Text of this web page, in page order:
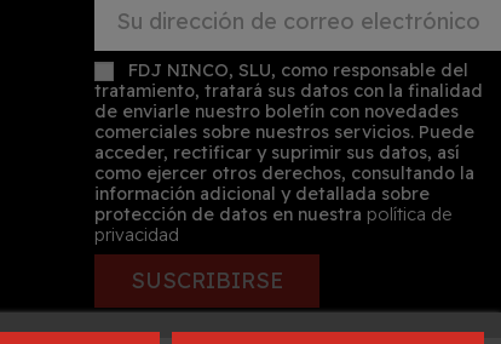
FDJ NINCO, SLU, como responsable del
tratamiento, tratará sus datos con la finalidad
de enviarle nuestro boletín con novedades
comerciales sobre nuestros servicios. Puede
acceder, rectificar y suprimir sus datos, así
como ejercer otros derechos, consultando la
información adicional y detallada sobre
protección de datos en nuestra política de
privacidad
SUSCRIBIRSE